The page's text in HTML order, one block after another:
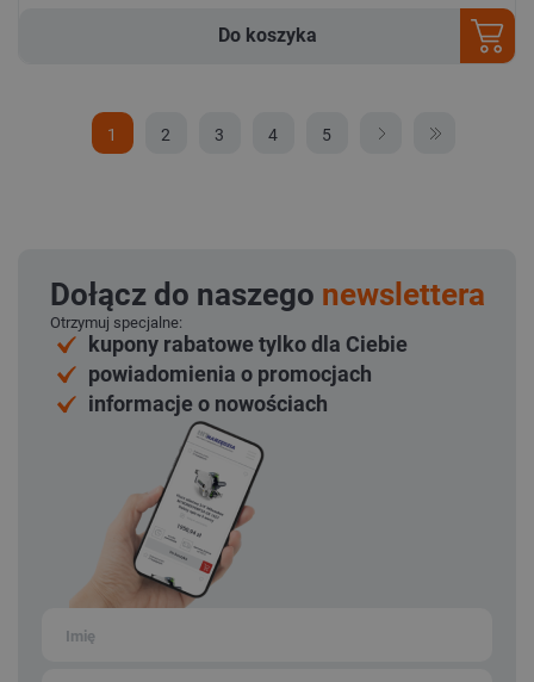
Do koszyka
1 2 3 4 5
Dołącz do naszego newslettera
Otrzymuj specjalne:
kupony rabatowe tylko dla Ciebie
powiadomienia o promocjach
informacje o nowościach